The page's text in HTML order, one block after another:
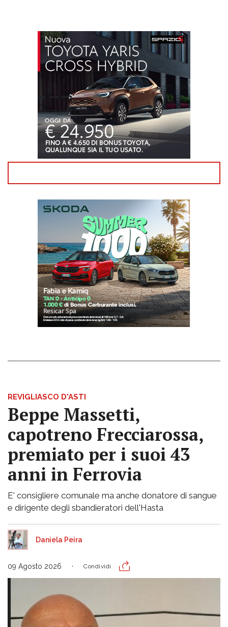
REVIGLIASCO D'ASTI
Beppe Massetti,
capotreno Frecciarossa,
premiato per i suoi 43
anni in Ferrovia
E' consigliere comunale ma anche donatore di sangue
e dirigente degli sbandieratori dell'Hasta
Daniela Peira
09 Agosto 2026 Condividi